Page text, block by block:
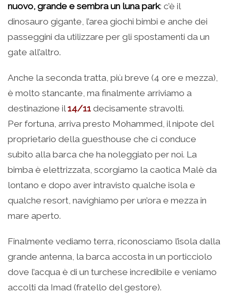
nuovo, grande e sembra un luna park: c’è il
dinosauro gigante, l’area giochi bimbi e anche dei
passeggini da utilizzare per gli spostamenti da un
gate all’altro.
Anche la seconda tratta, più breve (4 ore e mezza),
è molto stancante, ma finalmente arriviamo a
destinazione il14/11 decisamente stravolti.
Per fortuna, arriva presto Mohammed, il nipote del
proprietario della guesthouse che ci conduce
subito alla barca che ha noleggiato per noi. La
bimba è elettrizzata, scorgiamo la caotica Malè da
lontano e dopo aver intravisto qualche isola e
qualche resort, navighiamo per un’ora e mezza in
mare aperto.
Finalmente vediamo terra, riconosciamo l’isola dalla
grande antenna, la barca accosta in un porticciolo
dove l’acqua è di un turchese incredibile e veniamo
accolti da Imad (fratello del gestore).